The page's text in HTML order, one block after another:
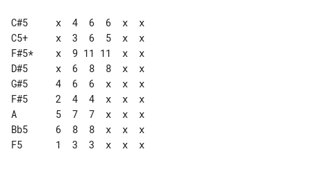
C#5     x  4  6  6  x  x
C5+     x  3  6  5  x  x
F#5*    x  9 11 11  x  x
D#5     x  6  8  8  x  x
G#5     4  6  6  x  x  x
F#5     2  4  4  x  x  x
A       5  7  7  x  x  x
Bb5     6  8  8  x  x  x
F5      1  3  3  x  x  x